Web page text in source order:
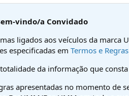
vindo/a Convidado
ligados aos veículos da marca
especificadas em Termos e
da informação que
apresentadas no momento de